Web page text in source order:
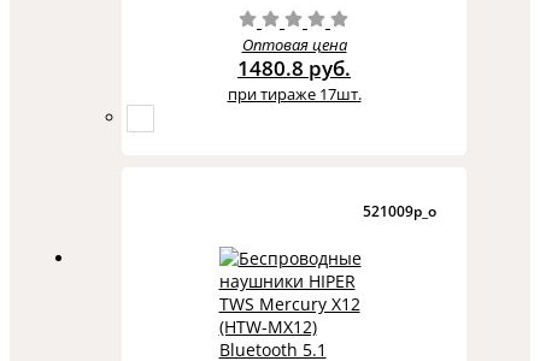
Оптовая цена
1480.8 руб.
при тираже 17шт.
521009p_o